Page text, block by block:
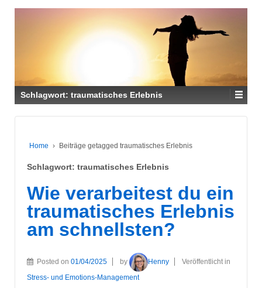
Schlagwort: traumatisches Erlebnis
Home › Beiträge getagged traumatisches Erlebnis
Schlagwort: traumatisches Erlebnis
Wie verarbeitest du ein
traumatisches Erlebnis
am schnellsten?
Posted on 01/04/2025 by Henny
Veröffentlicht in
Stress- und Emotions-Management